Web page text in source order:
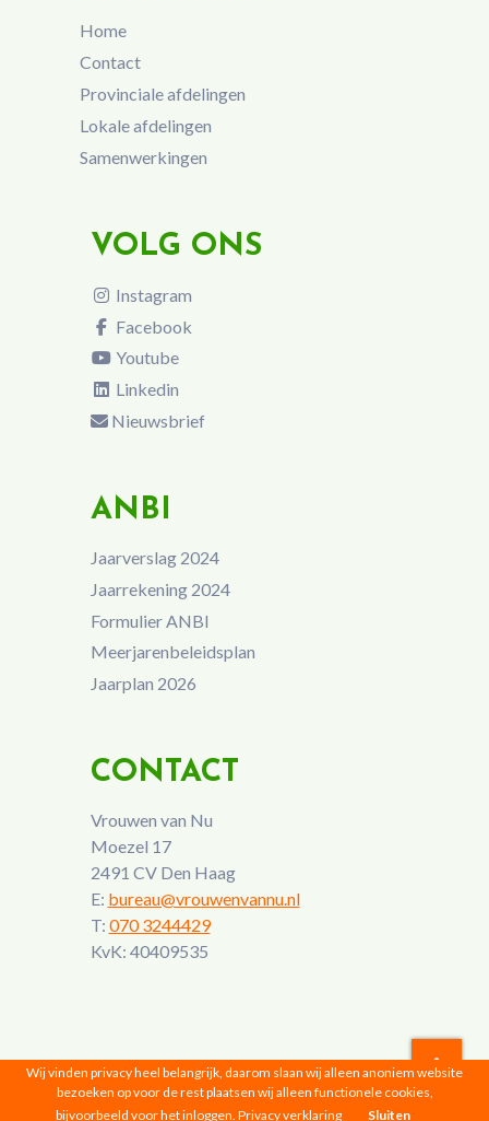
Home
Contact
Provinciale afdelingen
Lokale afdelingen
Samenwerkingen
VOLG ONS
Instagram
Facebook
Youtube
Linkedin
Nieuwsbrief
ANBI
Jaarverslag 2024
Jaarrekening 2024
Formulier ANBI
Meerjarenbeleidsplan
Jaarplan 2026
CONTACT
Vrouwen van Nu
Moezel 17
2491 CV Den Haag
E: bureau@vrouwenvannu.nl
T: 070 3244429
KvK: 40409535
Vrouwen van Nu © 2026 |Privacyverklaring
Wij vinden privacy heel belangrijk, daarom slaan wij alleen anoniem website
bezoeken op voor de rest plaatsen wij alleen functionele cookies,
bijvoorbeeld voor het inloggen. Privacy verklaring Sluiten